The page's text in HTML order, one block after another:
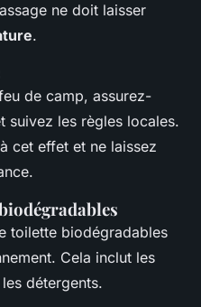
ne doit laisser
.
de camp, assurez-
suivez les règles locales.
cet effet et ne laissez
toilette biodégradables
Cela inclut les
détergents.